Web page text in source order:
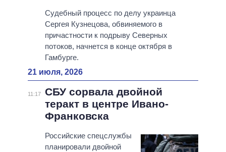
Судебный процесс по делу украинца
Сергея Кузнецова, обвиняемого в
причастности к подрыву Северных
потоков, начнется в конце октября в
Гамбурге.
21 июля, 2026
11:17
СБУ сорвала двойной
теракт в центре Ивано-
Франковска
Российские спецслужбы
планировали двойной